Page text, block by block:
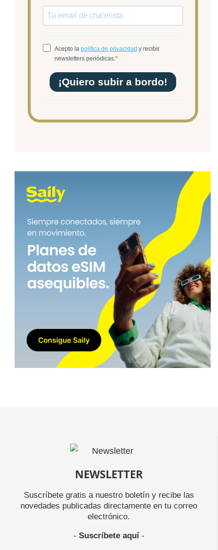
NEWSLETTER
Suscríbete gratis a nuestro boletín y recibe las
novedades publicadas directamente en tu correo
electrónico.
- Suscríbete aquí-